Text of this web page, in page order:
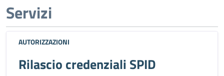
Servizi
AUTORIZZAZIONI
Rilascio credenziali SPID